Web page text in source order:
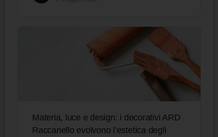
Materia, luce e design: i decorativi ARD
Raccanello evolvono l’estetica degli